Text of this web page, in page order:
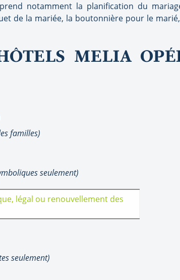
notamment la planification du
de la mariée, la boutonnière pour le
MELIA
familles)
seulement)
légal ou renouvellement des
seulement)